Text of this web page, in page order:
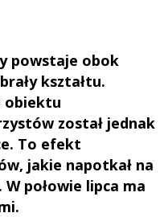
powstaje obok
kształtu.
obiektu
został jednak
To efekt
jakie napotkał na
połowie lipca ma